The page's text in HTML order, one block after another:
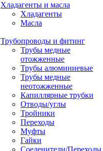
Хладагенты и масла
Хладагенты
Масла
Трубопроводы и фитинг
Трубы медные
отожженные
Трубы алюминиевые
Трубы медные
неотожженные
Капиллярные трубки
Отводы/углы
Тройники
Переходы
Муфты
Гайки
Соеденители/Переходы